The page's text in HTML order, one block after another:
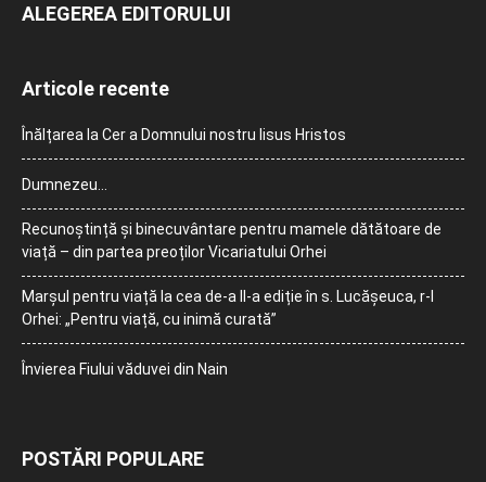
ALEGEREA EDITORULUI
Articole recente
Înălțarea la Cer a Domnului nostru Iisus Hristos
Dumnezeu…
Recunoștință și binecuvântare pentru mamele dătătoare de
viață – din partea preoților Vicariatului Orhei
Marșul pentru viață la cea de-a II-a ediție în s. Lucășeuca, r-l
Orhei: „Pentru viață, cu inimă curată”
Învierea Fiului văduvei din Nain
POSTĂRI POPULARE